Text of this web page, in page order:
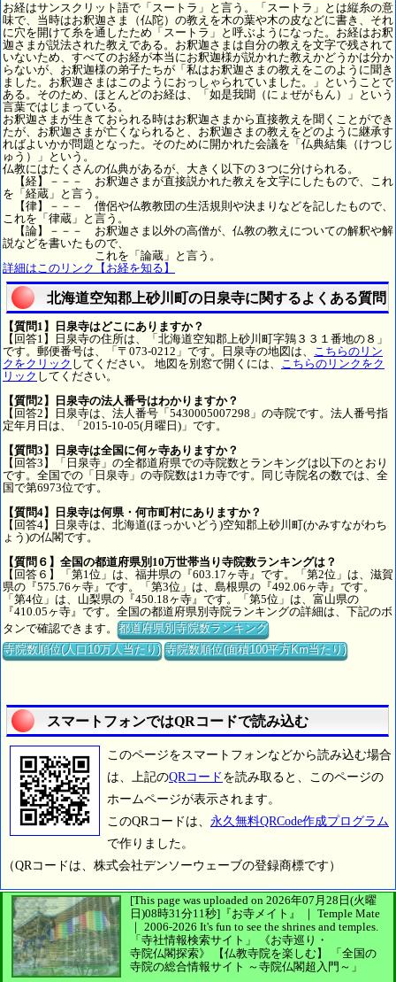
お経はサンスクリット語で「スートラ」と言う。「スートラ」とは縦糸の意
味で、当時はお釈迦さま（仏陀）の教えを木の葉や木の皮などに書き、それ
に穴を開けて糸を通したため「スートラ」と呼ぶようになった。お経はお釈
迦さまが説法された教えである。お釈迦さまは自分の教えを文字で残されて
いないため、すべてのお経が本当にお釈迦様が説かれた教えかどうかは分か
らないが、お釈迦様の弟子たちが「私はお釈迦さまの教えをこのように聞き
ました。お釈迦さまはこのようにおっしゃられていました。」ということで
ある。そのため、ほとんどのお経は、「如是我聞（にょぜがもん）」という
言葉ではじまっている。
お釈迦さまが生きておられる時はお釈迦さまから直接教えを聞くことができ
たが、お釈迦さまが亡くなられると、お釈迦さまの教えをどのように継承す
ればよいかが問題となった。そのために開かれた会議を「仏典結集（けつじ
ゅう）」という。
仏教にはたくさんの仏典があるが、大きく以下の３つに分けられる。
【経】－－－ お釈迦さまが直接説かれた教えを文字にしたもので、これ
を「経蔵」と言う。
【律】－－－ 僧侶や仏教教団の生活規則や決まりなどを記したもので、
これを「律蔵」と言う。
【論】－－－ お釈迦さま以外の高僧が、仏教の教えについての解釈や解
説などを書いたもので、
これを「論蔵」と言う。
詳細はこのリンク【お経を知る】
北海道空知郡上砂川町の日泉寺に関するよくある質問
【質問1】日泉寺はどこにありますか？
【回答1】日泉寺の住所は、「北海道空知郡上砂川町字鶉３３１番地の８」
です。郵便番号は、「〒073-0212」です。日泉寺の地図は、 こちらのリン
クをクリック してください。 地図を別窓で開くには、 こちらのリンクをク
リック してください。
【質問2】日泉寺の法人番号はわかりますか？
【回答2】日泉寺は、法人番号「5430005007298」の寺院です。法人番号指
定年月日は、「2015-10-05(月曜日)」です。
【質問3】日泉寺は全国に何ヶ寺ありますか？
【回答3】「日泉寺」の全都道府県での寺院数とランキングは以下のとおり
です。全国での「日泉寺」の寺院数は1カ寺です。同じ寺院名の数では、全
国で第6973位です。
【質問4】日泉寺は何県・何市町村にありますか？
【回答4】日泉寺は、北海道(ほっかいどう)空知郡上砂川町(かみすながわち
ょう)の仏閣です。
【質問６】全国の都道府県別10万世帯当り寺院数ランキングは？
【回答６】「第1位」は、福井県の『603.17ヶ寺』です。「第2位」は、滋賀
県の『575.76ヶ寺』です。「第3位」は、島根県の『492.06ヶ寺』です。
「第4位」は、山梨県の『450.18ヶ寺』です。「第5位」は、富山県の
『410.05ヶ寺』です。全国の都道府県別寺院ランキングの詳細は、下記のボ
タンで確認できます。都道府県別寺院数ランキング
寺院数順位(人口10万人当たり) 寺院数順位(面積100平方Km当たり)
スマートフォンではQRコードで読み込む
このページをスマートフォンなどから読み込む場合
は、上記のQRコード を読み取ると、このページの
ホームページが表示されます。
このQRコードは、 永久無料QRCode作成プログラム
で作りました。
（QRコードは、株式会社デンソーウェーブの登録商標です）
[This page was uploaded on 2026年07月28日(火曜
日)08時31分11秒] 『お寺メイト』 ｜ Temple Mate
｜ 2006-2026 It's fun to see the shrines and temples.
「寺社情報検索サイト」
《お寺巡り・
寺院仏閣探索》
【仏教寺院を楽しむ】
「全国の
寺院の総合情報サイト ～寺院仏閣超入門～」